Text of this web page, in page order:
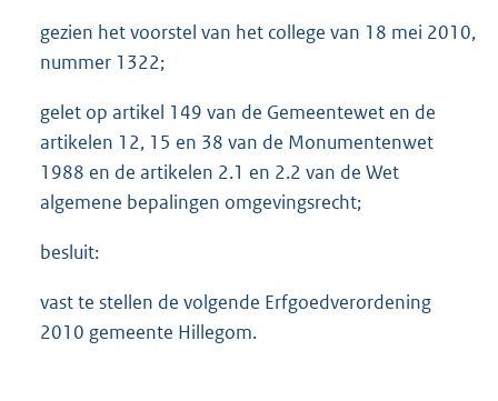
gezien het voorstel van het college van 18 mei 2010,
nummer 1322;
gelet op artikel 149 van de Gemeentewet en de
artikelen 12, 15 en 38 van de Monumentenwet
1988 en de artikelen 2.1 en 2.2 van de Wet
algemene bepalingen omgevingsrecht;
besluit:
vast te stellen de volgende Erfgoedverordening
2010 gemeente Hillegom.